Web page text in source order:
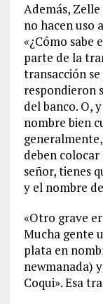
Además,
no hacen uso
«¿Cómo sabe
parte de la
transacción
respondieron
del banco. O,
nombre bien
deben
señor, tienes
y el nombre
«Otro grave
Mucha gente
plata en
newmanada)
Coqui». Esa